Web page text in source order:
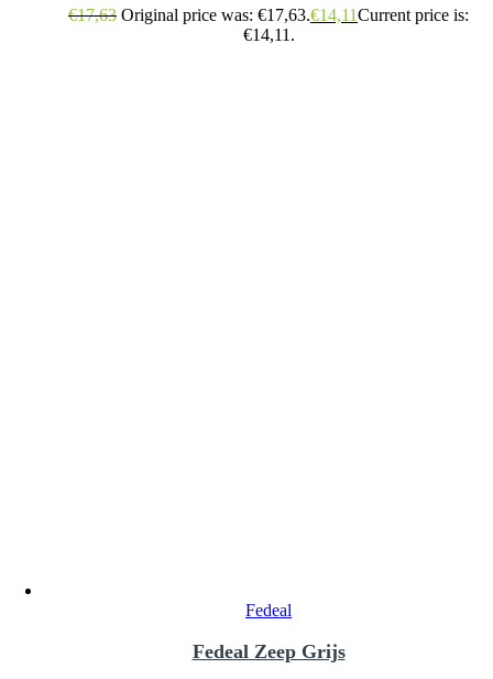
€17,63 Original price was: €17,63.€14,11Current price is:
€14,11.
Fedeal
Fedeal Zeep Grijs